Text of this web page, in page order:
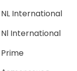
NL International
Nl International
Prime